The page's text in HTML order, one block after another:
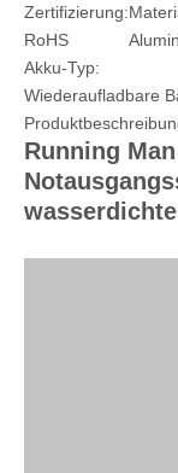
Zertifizierung:
RoHS
Akku-Typ:
Wiederaufladbare
Running